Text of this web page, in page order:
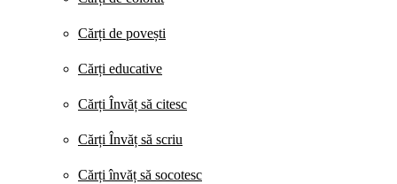
Cărți de povești
Cărți educative
Cărți Învăț să citesc
Cărți Învăț să scriu
Cărți învăț să socotesc